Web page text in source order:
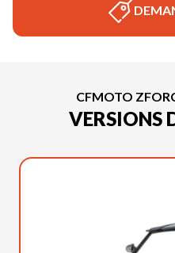
CFMOTO
VERSIONS